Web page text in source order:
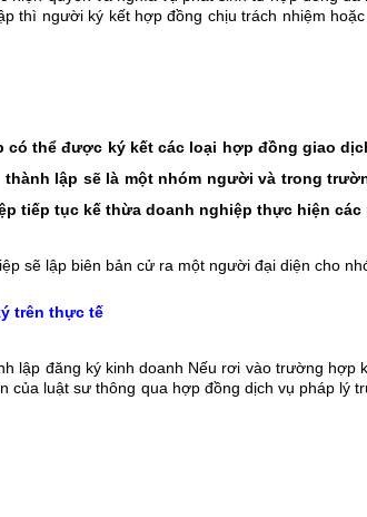
thì người ký kết hợp đồng chịu trách nhiệm
thể được ký kết các loại hợp đồng giao
lập sẽ là một nhóm người và trong
tiếp tục kế thừa doanh nghiệp thực hiện
sẽ lập biên bản cử ra một người đại diện cho
trên thực tế
lập đăng ký kinh doanh Nếu rơi vào trường
luật sư thông qua hợp đồng dịch vụ pháp lý